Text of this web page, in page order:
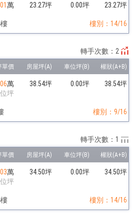
萬 23.27坪 0.00坪 23.27坪
樓別：14/16
萬
坪
38.54坪 0.00坪 38.54坪
樓別：9/16
轉手次數：2
萬
坪
34.50坪 0.00坪 34.50坪
樓別：14/16
轉手次數：1